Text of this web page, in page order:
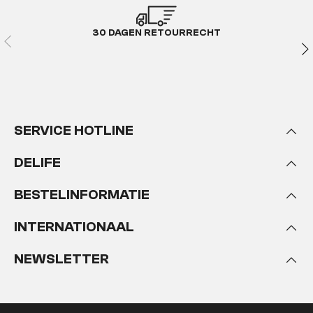
30 DAGEN RETOURRECHT
SERVICE HOTLINE
DELIFE
BESTELINFORMATIE
INTERNATIONAAL
NEWSLETTER